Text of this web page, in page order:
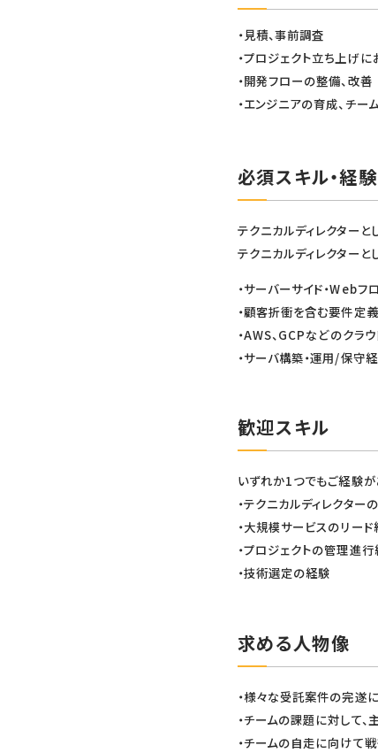
・見積、事前調査
・プロジェクト立ち上げ
・開発フローの整備、改善
・エンジニアの育成、チー
必須スキル・経験
テクニカルディレクターと
テクニカルディレクターと
・サーバーサイド・Web
・顧客折衝を含む要件定
・AWS、GCPなどのクラ
・サーバ構築・運用/保守
歓迎スキル
いずれか1つでもご経験が
・テクニカルディレクター
・大規模サービスのリー
・プロジェクトの管理進
・技術選定の経験
求める人物像
・様々な受託案件の完遂
・チームの課題に対して
・チームの自走に向けて